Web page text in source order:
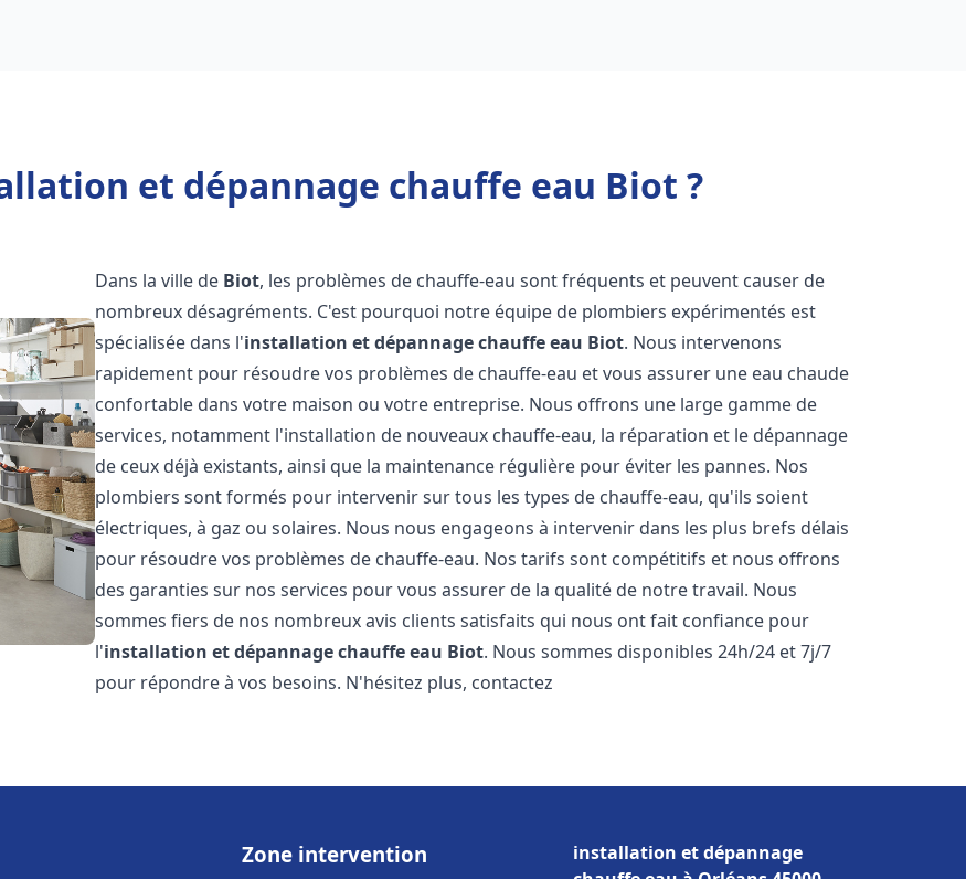
et dépannage chauffe eau Biot ?
Dans la ville de Biot, les problèmes de chauffe-eau sont fréquents et peuvent causer de
nombreux désagréments. C'est pourquoi notre équipe de plombiers expérimentés est
spécialisée dans l'installation et dépannage chauffe eau Biot. Nous intervenons
rapidement pour résoudre vos problèmes de chauffe-eau et vous assurer une eau chaude
confortable dans votre maison ou votre entreprise. Nous offrons une large gamme de
services, notamment l'installation de nouveaux chauffe-eau, la réparation et le dépannage
de ceux déjà existants, ainsi que la maintenance régulière pour éviter les pannes. Nos
plombiers sont formés pour intervenir sur tous les types de chauffe-eau, qu'ils soient
électriques, à gaz ou solaires. Nous nous engageons à intervenir dans les plus brefs délais
pour résoudre vos problèmes de chauffe-eau. Nos tarifs sont compétitifs et nous offrons
des garanties sur nos services pour vous assurer de la qualité de notre travail. Nous
sommes fiers de nos nombreux avis clients satisfaits qui nous ont fait confiance pour
l'installation et dépannage chauffe eau Biot. Nous sommes disponibles 24h/24 et 7j/7
pour répondre à vos besoins. N'hésitez plus, contactez
Zone intervention
installation et dépannage